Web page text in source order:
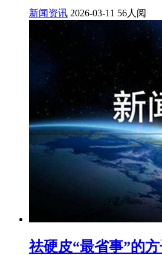
新闻资讯 2026-03-11 56人阅
祛硬皮“最省事”的